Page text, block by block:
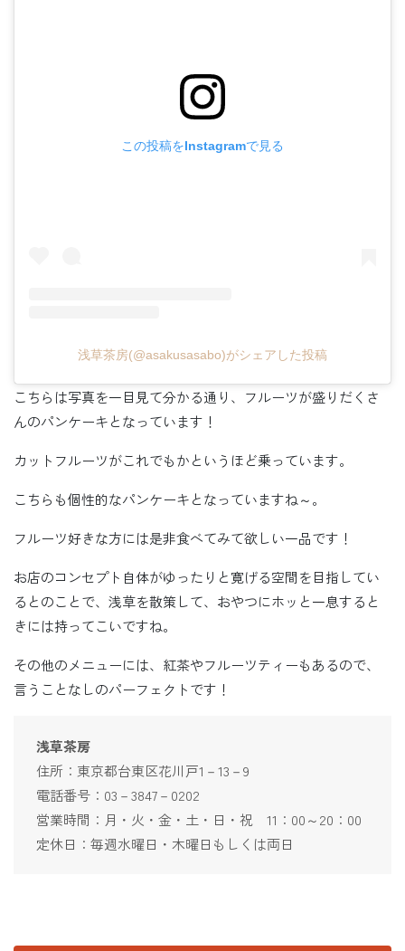
この投稿をInstagramで見る
浅草茶房(@asakusasabo)がシェアした投稿
こちらは写真を一目見て分かる通り、フルーツが盛りだくさ
んのパンケーキとなっています！
カットフルーツがこれでもかというほど乗っています。
こちらも個性的なパンケーキとなっていますね～。
フルーツ好きな方には是非食べてみて欲しい一品です！
お店のコンセプト自体がゆったりと寛げる空間を目指してい
るとのことで、浅草を散策して、おやつにホッと一息すると
きには持ってこいですね。
その他のメニューには、紅茶やフルーツティーもあるので、
言うことなしのパーフェクトです！
浅草茶房
住所：東京都台東区花川戸1－13－9
電話番号：03－3847－0202
営業時間：月・火・金・土・日・祝 11：00～20：00
定休日：毎週水曜日・木曜日もしくは両日